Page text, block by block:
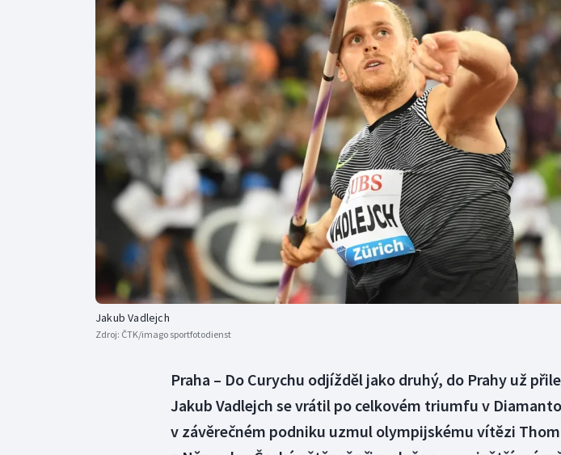
Curling
Dostihy
Florbal
Futsal
Golf
Gymnastika
Moderní pětiboj
Motorsport
Olympijské hry
Parasport
Plavání
Plážový volejbal
Jakub Vadlejch
Zdroj: ČTK/imago sportfotodienst
Praha – Do Curychu odjížděl jako druhý, do Prahy už
Jakub Vadlejch se vrátil po celkovém triumfu v
v závěrečném podniku uzmul olympijskému vítězi